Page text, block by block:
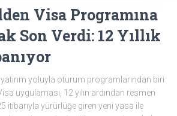
Visa Programına
Son Verdi: 12 Yıllık
yoluyla oturum programlarından biri
uygulaması, 12 yılın ardından resmen
itibarıyla yürürlüğe giren yeni yasa ile